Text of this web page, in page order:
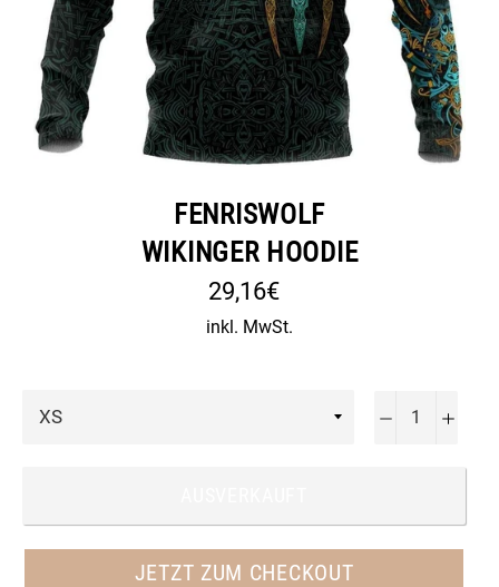
FENRISWOLF
WIKINGER HOODIE
Normaler
Preis
29,16€
inkl. MwSt.
− +
JETZT ZUM CHECKOUT